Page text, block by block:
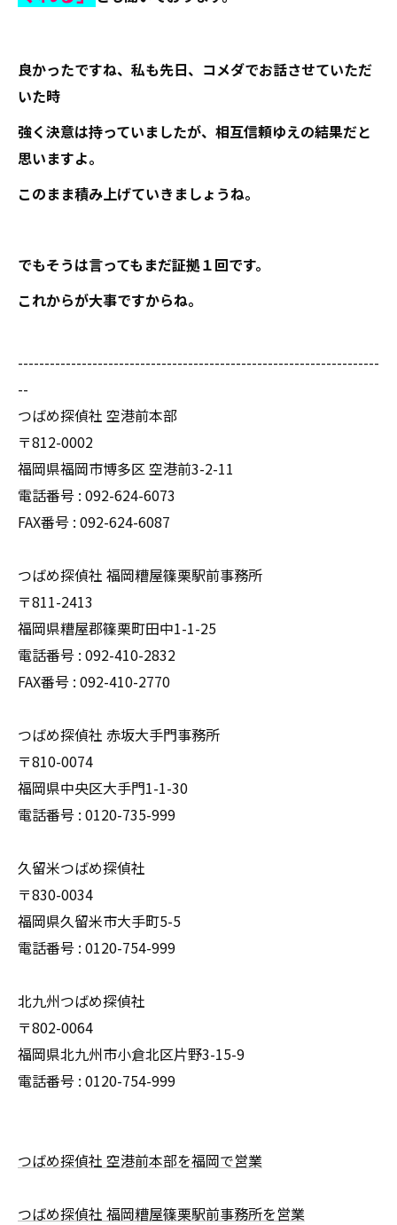
良かったですね、私も先日、コメダでお話させていただ
いた時
強く決意は持っていましたが、相互信頼ゆえの結果だと
思いますよ。
このまま積み上げていきましょうね。
でもそうは言ってもまだ証拠１回です。
これからが大事ですからね。
--------------------------------------------------------------------
--
つばめ探偵社 空港前本部
〒812-0002
福岡県福岡市博多区 空港前3-2-11
電話番号 : 092-624-6073
FAX番号 : 092-624-6087
つばめ探偵社 福岡糟屋篠栗駅前事務所
〒811-2413
福岡県糟屋郡篠栗町田中1-1-25
電話番号 : 092-410-2832
FAX番号 : 092-410-2770
つばめ探偵社 赤坂大手門事務所
〒810-0074
福岡県中央区大手門1-1-30
電話番号 : 0120-735-999
久留米つばめ探偵社
〒830-0034
福岡県久留米市大手町5-5
電話番号 : 0120-754-999
北九州つばめ探偵社
〒802-0064
福岡県北九州市小倉北区片野3-15-9
電話番号 : 0120-754-999
つばめ探偵社 空港前本部を福岡で営業
つばめ探偵社 福岡糟屋篠栗駅前事務所を営業